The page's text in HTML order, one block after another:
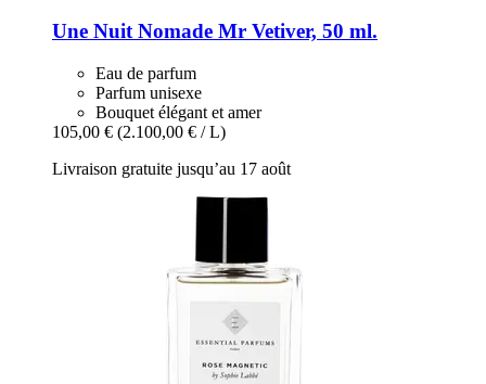
Une Nuit Nomade Mr Vetiver, 50 ml.
Eau de parfum
Parfum unisexe
Bouquet élégant et amer
105,00 € (2.100,00 € / L)
Livraison gratuite jusqu’au 17 août